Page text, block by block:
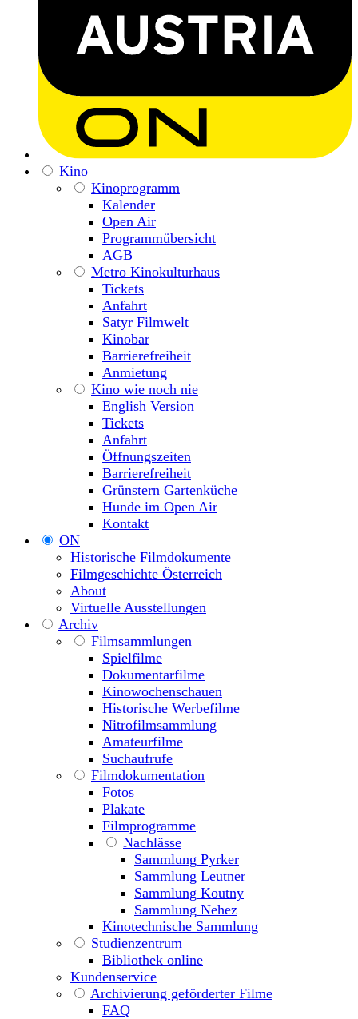
Kino
Kinoprogramm
Kalender
Open Air
Programmübersicht
AGB
Metro Kinokulturhaus
Tickets
Anfahrt
Satyr Filmwelt
Kinobar
Barrierefreiheit
Anmietung
Kino wie noch nie
English Version
Tickets
Anfahrt
Öffnungszeiten
Barrierefreiheit
Grünstern Gartenküche
Hunde im Open Air
Kontakt
ON
Historische Filmdokumente
Filmgeschichte Österreich
About
Virtuelle Ausstellungen
Archiv
Filmsammlungen
Spielfilme
Dokumentarfilme
Kinowochenschauen
Historische Werbefilme
Nitrofilmsammlung
Amateurfilme
Suchaufrufe
Filmdokumentation
Fotos
Plakate
Filmprogramme
Nachlässe
Sammlung Pyrker
Sammlung Leutner
Sammlung Koutny
Sammlung Nehez
Kinotechnische Sammlung
Studienzentrum
Bibliothek online
Kundenservice
Archivierung geförderter Filme
FAQ